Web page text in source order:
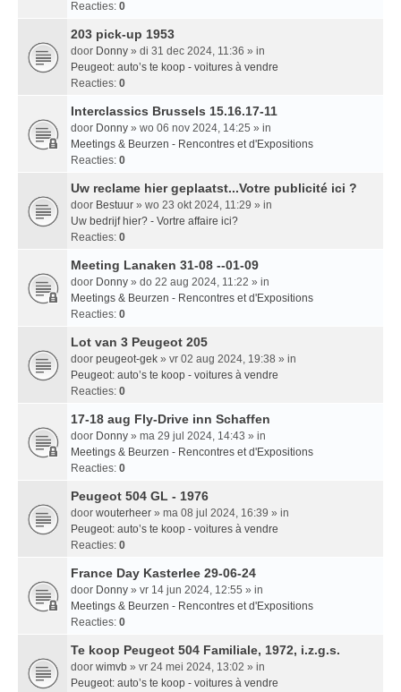
Reacties: 0
203 pick-up 1953
door Donny » di 31 dec 2024, 11:36 » in
Peugeot: auto’s te koop - voitures à vendre
Reacties: 0
Interclassics Brussels 15.16.17-11
door Donny » wo 06 nov 2024, 14:25 » in
Meetings & Beurzen - Rencontres et d'Expositions
Reacties: 0
Uw reclame hier geplaatst...Votre publicité ici ?
door Bestuur » wo 23 okt 2024, 11:29 » in
Uw bedrijf hier? - Vortre affaire ici?
Reacties: 0
Meeting Lanaken 31-08 --01-09
door Donny » do 22 aug 2024, 11:22 » in
Meetings & Beurzen - Rencontres et d'Expositions
Reacties: 0
Lot van 3 Peugeot 205
door peugeot-gek » vr 02 aug 2024, 19:38 » in
Peugeot: auto’s te koop - voitures à vendre
Reacties: 0
17-18 aug Fly-Drive inn Schaffen
door Donny » ma 29 jul 2024, 14:43 » in
Meetings & Beurzen - Rencontres et d'Expositions
Reacties: 0
Peugeot 504 GL - 1976
door wouterheer » ma 08 jul 2024, 16:39 » in
Peugeot: auto’s te koop - voitures à vendre
Reacties: 0
France Day Kasterlee 29-06-24
door Donny » vr 14 jun 2024, 12:55 » in
Meetings & Beurzen - Rencontres et d'Expositions
Reacties: 0
Te koop Peugeot 504 Familiale, 1972, i.z.g.s.
door wimvb » vr 24 mei 2024, 13:02 » in
Peugeot: auto’s te koop - voitures à vendre